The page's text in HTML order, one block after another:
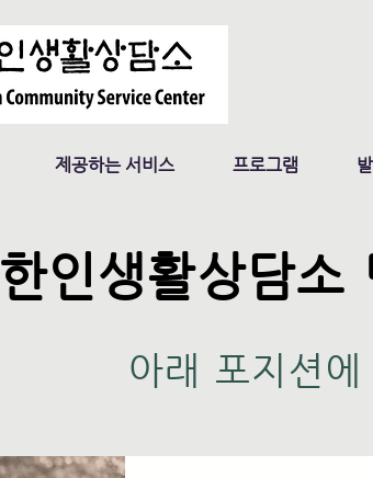
제공하는 서비스 프로그램
한인생활상담소
아래 포지션